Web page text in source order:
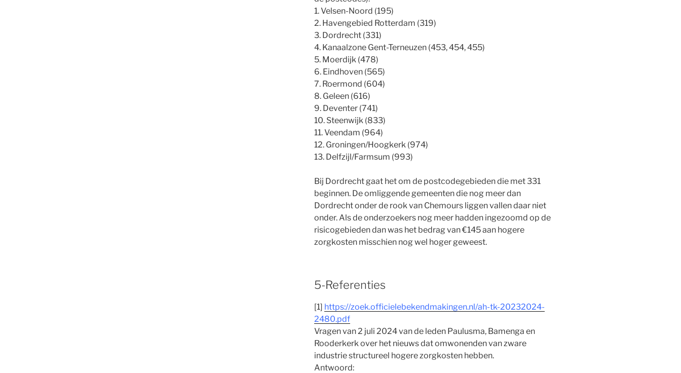
1. Velsen-Noord (195)
2. Havengebied Rotterdam (319)
3. Dordrecht (331)
4. Kanaalzone Gent-Terneuzen (453, 454, 455)
5. Moerdijk (478)
6. Eindhoven (565)
7. Roermond (604)
8. Geleen (616)
9. Deventer (741)
10. Steenwijk (833)
11. Veendam (964)
12. Groningen/Hoogkerk (974)
13. Delfzijl/Farmsum (993)
Bij Dordrecht gaat het om de postcodegebieden die met 331
beginnen. De omliggende gemeenten die nog meer dan
Dordrecht onder de rook van Chemours liggen vallen daar niet
onder. Als de onderzoekers nog meer hadden ingezoomd op de
risicogebieden dan was het bedrag van €145 aan hogere
zorgkosten misschien nog wel hoger geweest.
5-Referenties
[1] https://zoek.officielebekendmakingen.nl/ah-tk-20232024-
2480.pdf
Vragen van 2 juli 2024 van de leden Paulusma, Bamenga en
Rooderkerk over het nieuws dat omwonenden van zware
industrie structureel hogere zorgkosten hebben.
Antwoord: